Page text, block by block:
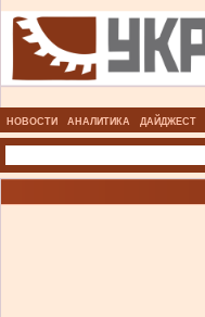
НОВОСТИ АНАЛИТИКА ДАЙДЖЕСТ